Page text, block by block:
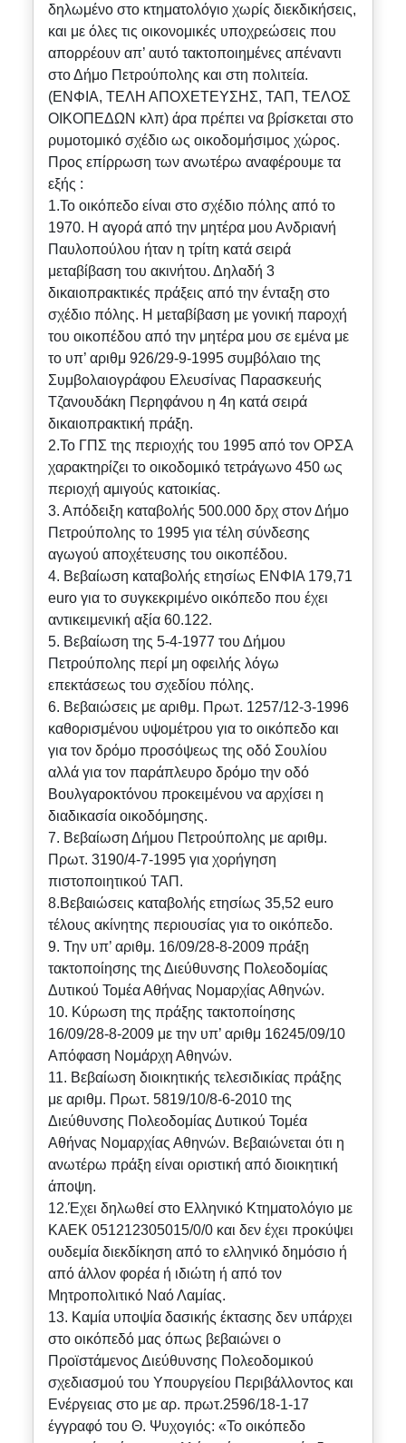
δηλωμένο στο κτηματολόγιο χωρίς διεκδικήσεις,
και με όλες τις οικονομικές υποχρεώσεις που
απορρέουν απ’ αυτό τακτοποιημένες απέναντι
στο Δήμο Πετρούπολης και στη πολιτεία.
(ΕΝΦΙΑ, ΤΕΛΗ ΑΠΟΧΕΤΕΥΣΗΣ, ΤΑΠ, ΤΕΛΟΣ
ΟΙΚΟΠΕΔΩΝ κλπ) άρα πρέπει να βρίσκεται στο
ρυμοτομικό σχέδιο ως οικοδομήσιμος χώρος.
Προς επίρρωση των ανωτέρω αναφέρουμε τα
εξής :
1.Το οικόπεδο είναι στο σχέδιο πόλης από το
1970. Η αγορά από την μητέρα μου Ανδριανή
Παυλοπούλου ήταν η τρίτη κατά σειρά
μεταβίβαση του ακινήτου. Δηλαδή 3
δικαιοπρακτικές πράξεις από την ένταξη στο
σχέδιο πόλης. Η μεταβίβαση με γονική παροχή
του οικοπέδου από την μητέρα μου σε εμένα με
το υπ’ αριθμ 926/29-9-1995 συμβόλαιο της
Συμβολαιογράφου Ελευσίνας Παρασκευής
Τζανουδάκη Περηφάνου η 4η κατά σειρά
δικαιοπρακτική πράξη.
2.Το ΓΠΣ της περιοχής του 1995 από τον ΟΡΣΑ
χαρακτηρίζει το οικοδομικό τετράγωνο 450 ως
περιοχή αμιγούς κατοικίας.
3. Απόδειξη καταβολής 500.000 δρχ στον Δήμο
Πετρούπολης το 1995 για τέλη σύνδεσης
αγωγού αποχέτευσης του οικοπέδου.
4. Βεβαίωση καταβολής ετησίως ΕΝΦΙΑ 179,71
euro για το συγκεκριμένο οικόπεδο που έχει
αντικειμενική αξία 60.122.
5. Bεβαίωση της 5-4-1977 του Δήμου
Πετρούπολης περί μη οφειλής λόγω
επεκτάσεως του σχεδίου πόλης.
6. Βεβαιώσεις με αριθμ. Πρωτ. 1257/12-3-1996
καθορισμένου υψομέτρου για το οικόπεδο και
για τον δρόμο προσόψεως της οδό Σουλίου
αλλά για τον παράπλευρο δρόμο την οδό
Βουλγαροκτόνου προκειμένου να αρχίσει η
διαδικασία οικοδόμησης.
7. Βεβαίωση Δήμου Πετρούπολης με αριθμ.
Πρωτ. 3190/4-7-1995 για χορήγηση
πιστοποιητικού ΤΑΠ.
8.Βεβαιώσεις καταβολής ετησίως 35,52 euro
τέλους ακίνητης περιουσίας για το οικόπεδο.
9. Την υπ’ αριθμ. 16/09/28-8-2009 πράξη
τακτοποίησης της Διεύθυνσης Πολεοδομίας
Δυτικού Τομέα Αθήνας Νομαρχίας Αθηνών.
10. Κύρωση της πράξης τακτοποίησης
16/09/28-8-2009 με την υπ’ αριθμ 16245/09/10
Απόφαση Νομάρχη Αθηνών.
11. Βεβαίωση διοικητικής τελεσιδικίας πράξης
με αριθμ. Πρωτ. 5819/10/8-6-2010 της
Διεύθυνσης Πολεοδομίας Δυτικού Τομέα
Αθήνας Νομαρχίας Αθηνών. Βεβαιώνεται ότι η
ανωτέρω πράξη είναι οριστική από διοικητική
άποψη.
12.Έχει δηλωθεί στο Ελληνικό Κτηματολόγιο με
ΚΑΕΚ 051212305015/0/0 και δεν έχει προκύψει
ουδεμία διεκδίκηση από το ελληνικό δημόσιο ή
από άλλον φορέα ή ιδιώτη ή από τον
Μητροπολιτικό Ναό Λαμίας.
13. Καμία υποψία δασικής έκτασης δεν υπάρχει
στο οικόπεδό μας όπως βεβαιώνει ο
Προϊστάμενος Διεύθυνσης Πολεοδομικού
σχεδιασμού του Υπουργείου Περιβάλλοντος και
Ενέργειας στο με αρ. πρωτ.2596/18-1-17
έγγραφό του Θ. Ψυχογιός: «Το οικόπεδο